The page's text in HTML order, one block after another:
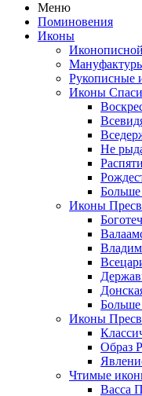
Меню
Поминовения
Иконы
Рукописные
Иконы
Не
Больше
Иконы
Больше
Иконы
Образ
Чтимые
Васса